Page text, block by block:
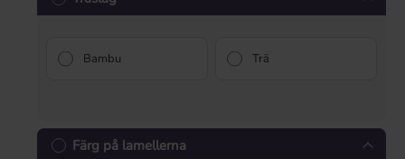
Bambu Trä
Färg på lamellerna